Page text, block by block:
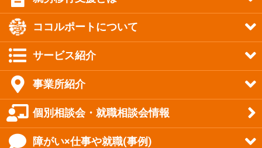
ココルポートについて
サービス紹介
事業所紹介
個別相談会・就職相談会情報
障がい×仕事や就職(事例)